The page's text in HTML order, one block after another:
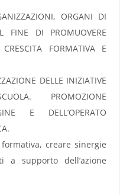
ORGANI DI
FINE DI PROMUOVERE
FORMATIVA E
DELLE INIZIATIVE
PROMOZIONE
E DELL’OPERATO
formativa, creare sinergie
supporto dell’azione